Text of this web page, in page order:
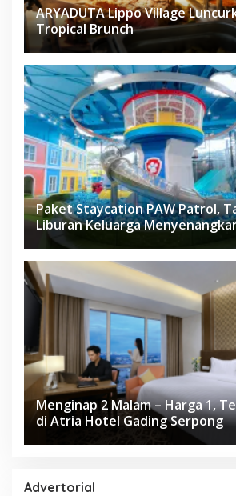
ARYADUTA Lippo Village
Tropical Brunch
Paket Staycation PAW Patrol,
Liburan Keluarga
Herloom Hotel BSD
Menginap 2 Malam – Harga 1,
di Atria Hotel Gading Serpong
Advertorial